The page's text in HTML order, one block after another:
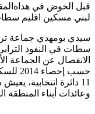
قبل الخوض في
لبني مسكين اقليم
11 دائرة انتخابية،
وعائدات أبناء المنطقة